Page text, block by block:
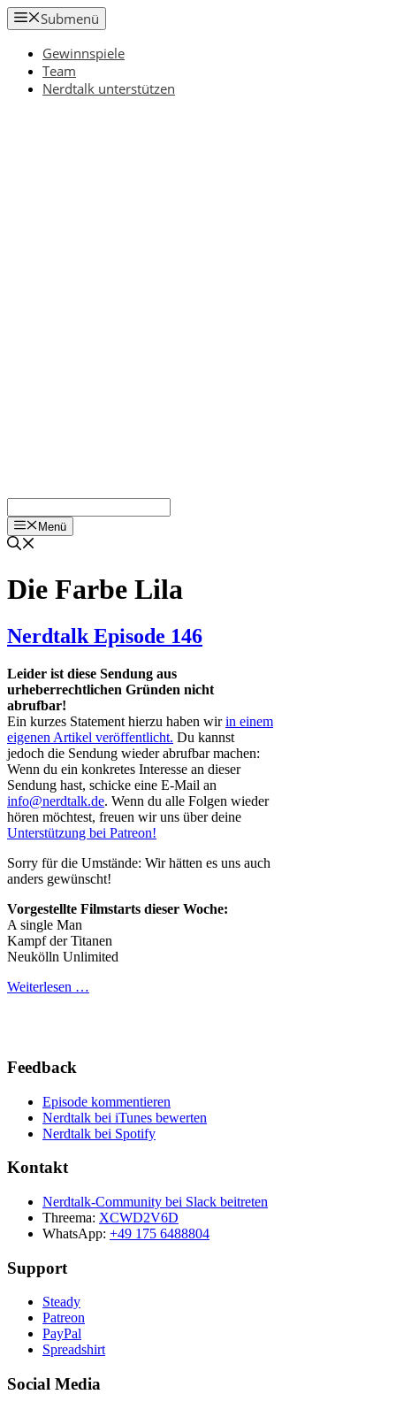
Zum
Inhalt
springen
Submenü
Gewinnspiele
Team
Nerdtalk unterstützen
Menü
Die Farbe Lila
Nerdtalk Episode 146
Leider ist diese Sendung aus
urheberrechtlichen Gründen nicht
abrufbar!
Ein kurzes Statement hierzu haben wirin einem
eigenen Artikel veröffentlicht. Du kannst
jedoch die Sendung wieder abrufbar machen:
Wenn du ein konkretes Interesse an dieser
Sendung hast, schicke eine E-Mail an
info@nerdtalk.de. Wenn du alle Folgen wieder
hören möchtest, freuen wir uns über deine
Unterstützung bei Patreon!
Sorry für die Umstände: Wir hätten es uns auch
anders gewünscht!
Vorgestellte Filmstarts dieser Woche:
A single Man
Kampf der Titanen
Neukölln Unlimited
Weiterlesen …
Feedback
Episode kommentieren
Nerdtalk bei iTunes bewerten
Nerdtalk bei Spotify
Kontakt
Nerdtalk-Community bei Slack beitreten
Threema: XCWD2V6D
WhatsApp: +49 175 6488804
Support
Steady
Patreon
PayPal
Spreadshirt
Social Media